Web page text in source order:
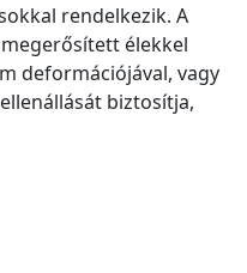
rendelkezik. A
élekkel
deformációjával, vagy
biztosítja,